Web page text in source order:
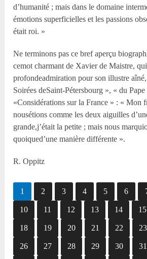
d’humanité ; mais dans le domaine
émotions superficielles et les passions
était roi. »
Ne terminons pas ce bref aperçu
cemot charmant de Xavier de Maistre,
profondeadmiration pour son illustre aîné,
Soirées deSaint-Pétersbourg », « du Pape
«Considérations sur la France » : « Mon
nousétions comme les deux aiguilles
grande,j’était la petite ; mais nous
quoiqued’une manière différente ».
R. Oppitz
1 2 3 4 5 6
10 11 12 13 14 15
18 19 20 21 22 23
26 27 28 29 30 31